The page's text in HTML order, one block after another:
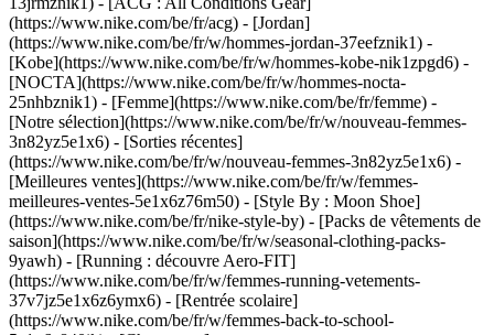
(https://www.nike.com/be/fr/acg) - [Jordan]
(https://www.nike.com/be/fr/w/hommes-jordan-37eefznik1) -
[Kobe](https://www.nike.com/be/fr/w/hommes-kobe-nik1zpgd6) -
[NOCTA](https://www.nike.com/be/fr/w/hommes-nocta-
25nhbznik1) - [Femme](https://www.nike.com/be/fr/femme) -
[Notre sélection](https://www.nike.com/be/fr/w/nouveau-femmes-
3n82yz5e1x6) - [Sorties récentes]
(https://www.nike.com/be/fr/w/nouveau-femmes-3n82yz5e1x6) -
[Meilleures ventes](https://www.nike.com/be/fr/w/femmes-
meilleures-ventes-5e1x6z76m50) - [Style By : Moon Shoe]
(https://www.nike.com/be/fr/nike-style-by) - [Packs de vêtements de
saison](https://www.nike.com/be/fr/w/seasonal-clothing-packs-
9yawh) - [Running : découvre Aero-FIT]
(https://www.nike.com/be/fr/w/femmes-running-vetements-
37v7jz5e1x6z6ymx6) - [Rentrée scolaire]
(https://www.nike.com/be/fr/w/femmes-back-to-school-